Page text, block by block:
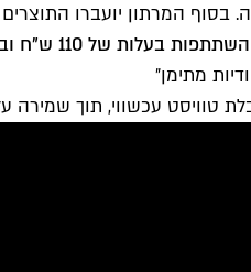
בסוף המרתון יועברו
מתימן״
טוויסט עכשווי, תוך שמירה